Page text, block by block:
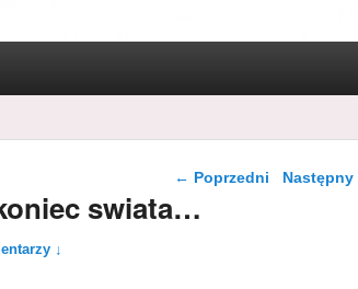
Nawigacja wpisu
← Poprzedni Następny
swiata…
↓